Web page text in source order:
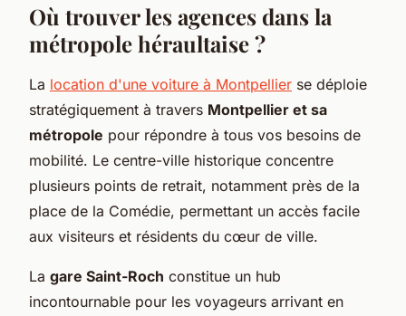
Où trouver les agences dans la
métropole héraultaise ?
La location d'une voiture à Montpellier se déploie
stratégiquement à travers Montpellier et sa
métropole pour répondre à tous vos besoins de
mobilité. Le centre-ville historique concentre
plusieurs points de retrait, notamment près de la
place de la Comédie, permettant un accès facile
aux visiteurs et résidents du cœur de ville.
La gare Saint-Roch constitue un hub
incontournable pour les voyageurs arrivant en